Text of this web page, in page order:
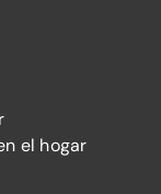
el hogar